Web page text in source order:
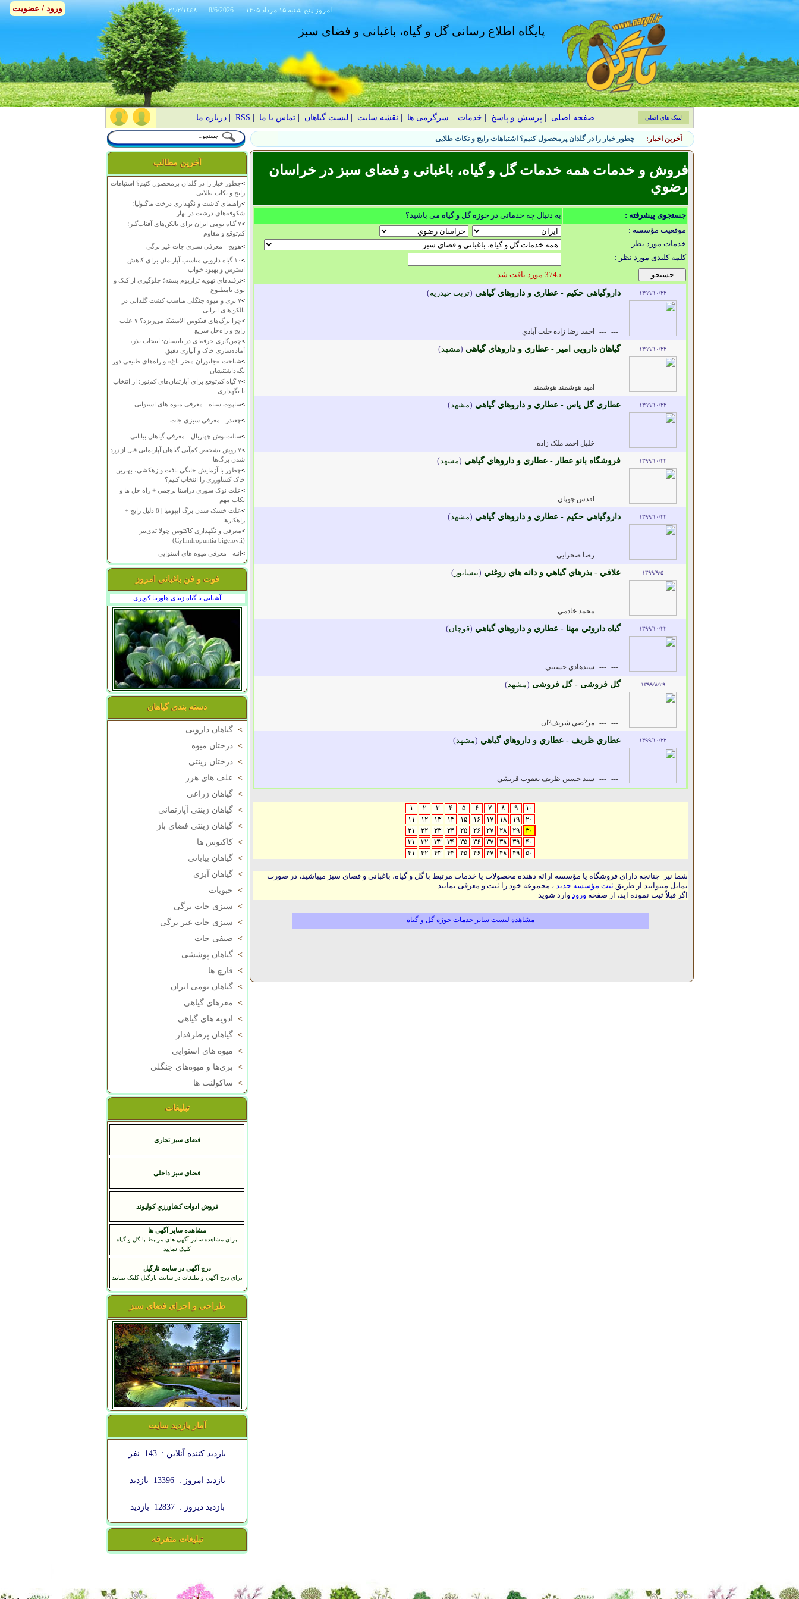
٢١/٢/١٤٤٨ --- 8/6/2026 --- ۱۴۰۵ پنج شنبه ۱۵ مرداد امروز
پایگاه اطلاع رسانی گل و گیاه، باغبانی و فضای سبز
صفحه اصلی پرسش و پاسخ خدمات سرگرمی ها نقشه سایت لیست گیاهان |تماس با ما RSS
|درباره ما لینک های اصلی
آخرین اخبار: چطور خیار را در گلدان پرمحصول کنیم؟ اشتباهات رایج و نکات طلایی
آخرین مطالب
>چطور خیار را در گلدان پرمحصول کنیم؟ اشتباهات
رایج و نکات طلایی
>راهنمای کاشت و نگهداری درخت ماگنولیا؛
شکوفه‌های درشت در بهار
>
۷ گیاه بومی ایران برای بالکن‌های آفتاب‌گیر؛
کم‌توقع و مقاوم
>هویج - معرفی سبزی جات غیر برگی
>
۱۰ گیاه دارویی مناسب آپارتمان برای کاهش
استرس و بهبود خواب
>ترفندهای تهویه تراریوم بسته؛ جلوگیری از کپک و
بوی نامطبوع
>
۷ بری و میوه جنگلی مناسب کشت گلدانی در
بالکن‌های ایرانی
>
چرا برگ‌های فیکوس الاستیکا می‌ریزد؟ ۷ علت
رایج و راه‌حل سریع
>چمن‌کاری حرفه‌ای در تابستان: انتخاب بذر،
آماده‌سازی خاک و آبیاری دقیق
>شناخت «جانوران مضر باغ» و راه‌های طبیعی دور
نگه‌داشتنشان
>
۷ گیاه کم‌توقع برای آپارتمان‌های کم‌نور؛ از انتخاب
تا نگهداری
>ساپوت سیاه - معرفی میوه های استوایی
>چغندر - معرفی سبزی جات
>سالت‌بوش چهاربال - معرفی گیاهان بیابانی
>
۷ روش تشخیص کم‌آبی گیاهان آپارتمانی قبل از زرد
شدن برگ‌ها
>چطور با آزمایش خانگی بافت و زهکشی، بهترین
خاک کشاورزی را انتخاب کنیم؟
>علت نوک سوزی دراسنا پرچمی + راه حل ها و
نکات مهم
>
علت خشک شدن برگ ایپومیا | 8 دلیل رایج +
راهکارها
>معرفی و نگهداری کاکتوس چولا تدی‌بیر
(Cylindropuntia bigelovii)
>انبه - معرفی میوه های استوایی
فوت و فن باغبانی امروز
آشنایی با گیاه زیبای هاورتیا کوپری
دسته بندی گیاهان
> گیاهان دارویی
> درختان میوه
> درختان زینتی
> علف های هرز
> گیاهان زراعی
> گیاهان زینتی آپارتمانی
> گیاهان زینتی فضای باز
> کاکتوس ها
> گیاهان بیابانی
> گیاهان آبزی
> حبوبات
> سبزی جات برگی
> سبزی جات غیر برگی
> صیفی جات
> گیاهان پوششی
> قارچ ها
> گیاهان بومی ایران
> مغزهای گیاهی
>
ادویه های گیاهی
> گیاهان پرطرفدار
> میوه های استوایی
> بری‌ها و میوه‌های جنگلی
> ساکولنت ها
تبلیغات
فضای سبز تجاری
فضای سبز داخلی
فروش ادوات كشاورزي كوليوند
مشاهده سایر آگهی ها
برای مشاهده سایر آگهی های مرتبط با گل و گیاه
کلیک نمایید
درج آگهی در سایت نارگیل
برای درج آگهی و تبلیغات در سایت نارگیل کلیک نمایید
طراحی و اجرای فضای سبز
آمار بازدید سایت
بازدید کننده آنلاین : 143 نفر
بازدید امروز : 13396 بازدید
بازدید دیروز : 12837 بازدید
تبلیغات متفرقه
فروش و خدمات همه خدمات گل و گیاه، باغبانی و فضای سبز در خراسان
رضوي
جستجوی پیشرفته :
به دنبال چه خدماتی در حوزه گل و گیاه می باشید؟
موقعیت مؤسسه :
خدمات مورد نظر :
کلمه کلیدی مورد نظر :
3745 مورد یافت شد
۱۳۹۹/۱۰/۲۲ داروگياهي حکيم - عطاري و داروهاي گياهي (تربت حيدريه)
---
--- احمد رضا زاده خلت آبادي
۱۳۹۹/۱۰/۲۲ گياهان دارويي امير - عطاري و داروهاي گياهي (مشهد)
---
--- اميد هوشمند هوشمند
۱۳۹۹/۱۰/۲۲ عطاري گل ياس - عطاري و داروهاي گياهي (مشهد)
---
--- خليل احمد ملک زاده
۱۳۹۹/۱۰/۲۲ فروشگاه بانو عطار - عطاري و داروهاي گياهي (مشهد)
---
--- اقدس چوپان
۱۳۹۹/۱۰/۲۲ داروگياهي حکيم - عطاري و داروهاي گياهي (مشهد)
---
--- رضا صحرايي
۱۳۹۹/۹/۵ علافي - بذرهاي گياهي و دانه هاي روغني (نيشابور )
---
--- محمد خادمي
۱۳۹۹/۱۰/۲۲ گياه داروئي مهنا - عطاري و داروهاي گياهي (قوچان)
---
--- سيدهادي حسيني
۱۳۹۹/۸/۲۹ گل فروشی - گل فروشی (مشهد)
---
--- مر?ضي شريف?ان
۱۳۹۹/۱۰/۲۲ عطاري ظريف - عطاري و داروهاي گياهي (مشهد)
---
--- سيد حسين ظريف يعقوب قريشي
۱ ۲ ۳ ۴ ۵ ۶ ۷ ۸ ۹
۱۰
۱۱
۱۲ ۱۳ ۱۴ ۱۵ ۱۶ ۱۷ ۱۸ ۱۹
۲۰
۲۱
۲۲ ۲۳ ۲۴ ۲۵ ۲۶ ۲۷ ۲۸ ۲۹
۳۰
۳۱
۳۲ ۳۳ ۳۴ ۳۵ ۳۶ ۳۷ ۳۸ ۳۹
۴۰
۴۱
۴۲ ۴۳ ۴۴ ۴۵ ۴۶ ۴۷ ۴۸ ۴۹ ۵۰
شما نیز چنانچه دارای فروشگاه یا مؤسسه ارائه دهنده محصولات یا خدمات مرتبط با گل و گیاه، باغبانی و فضای سبز میباشید، در صورت
تمایل میتوانید از طریق ثبت مؤسسه جدید ، مجموعه خود را ثبت و معرفی نمایید.
اگر قبلاً ثبت نموده اید، از صفحه ورود وارد شوید
مشاهده لیست سایر خدمات حوزه گل و گیاه
ورود / عضویت